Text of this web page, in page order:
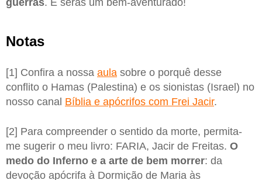
guerras. E serás um bem-aventurado!
Notas
[1] Confira a nossa aula sobre o porquê desse
conflito o Hamas (Palestina) e os sionistas (Israel) no
nosso canal Bíblia e apócrifos com Frei Jacir.
[2] Para compreender o sentido da morte, permita-
me sugerir o meu livro: FARIA, Jacir de Freitas. O
medo do Inferno e a arte de bem morrer: da
devoção apócrifa à Dormição de Maria às